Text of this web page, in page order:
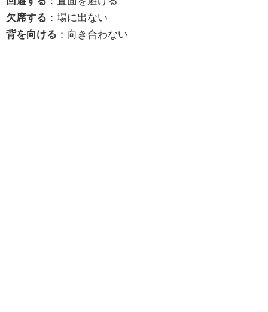
欠席する ：場に出ない
背を向ける ：向き合わない